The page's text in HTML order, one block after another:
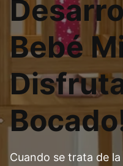
Bebé
Cuando se trata de